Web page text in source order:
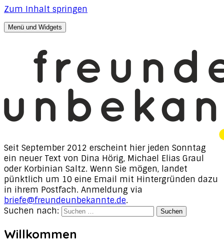
Zum Inhalt springen
freunde, unbekannte
Texte von Dina Hörig, Michael Elias Graul & Korbinian
Menü und Widgets
Seit September 2012 erscheint hier jeden Sonntag
ein neuer Text von Dina Hörig, Michael Elias Graul
oder Korbinian Saltz. Wenn Sie mögen, landet
pünktlich um 10 eine Email mit Hintergründen dazu
in ihrem Postfach. Anmeldung via
briefe@freundeunbekannte.de.
Suchen nach:
Willkommen